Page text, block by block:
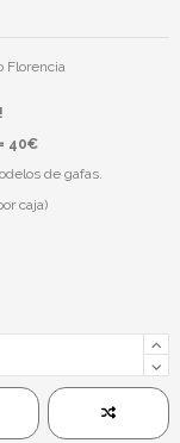
Florencia
40€
de gafas.
caja)